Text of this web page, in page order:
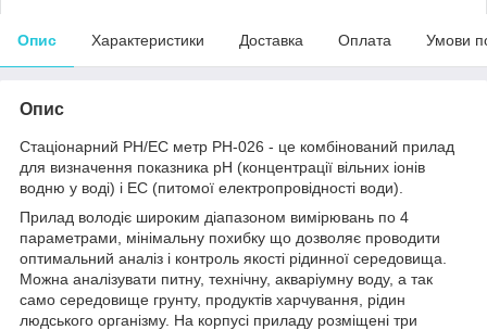
Опис Характеристики Доставка Оплата Умови
Опис
Стаціонарний PH/EC метр PH-026 - це комбінований прилад
для визначення показника pH (концентрації вільних іонів
водню у воді) і EC (питомої електропровідності води).
Прилад володіє широким діапазоном вимірювань по 4
параметрами, мінімальну похибку що дозволяє проводити
оптимальний аналіз і контроль якості рідинної середовища.
Можна аналізувати питну, технічну, акваріумну воду, а так
само середовище грунту, продуктів харчування, рідин
людського організму. На корпусі приладу розміщені три